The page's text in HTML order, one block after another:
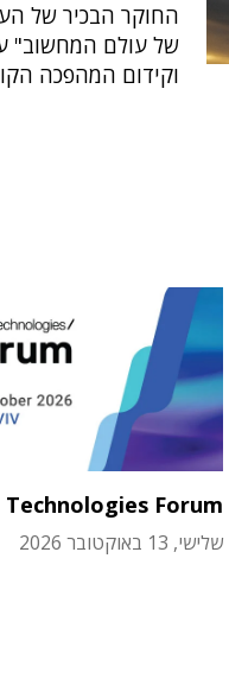
החוקר הבכיר של
של עולם המחשוב"
וקידום המהפכה
Technologies Forum
שלישי, 13 באוקטובר 2026